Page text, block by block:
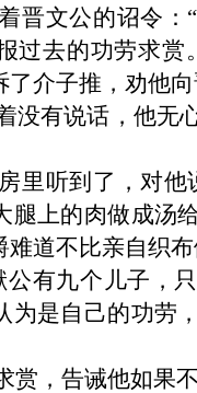
晋文公的诏令：
过去的功劳求赏
了介子推，劝他
没有说话，他无
里听到了，对他
腿上的肉做成汤
道不比亲自织
公有九个儿子，
为是自己的功劳
赏，告诫他如果